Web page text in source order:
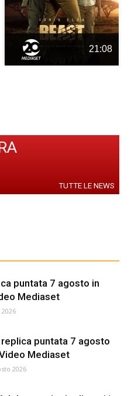
21:08
TUTTE LE NEWS
puntata 7 agosto in
Mediaset
puntata 7 agosto
Mediaset
2026